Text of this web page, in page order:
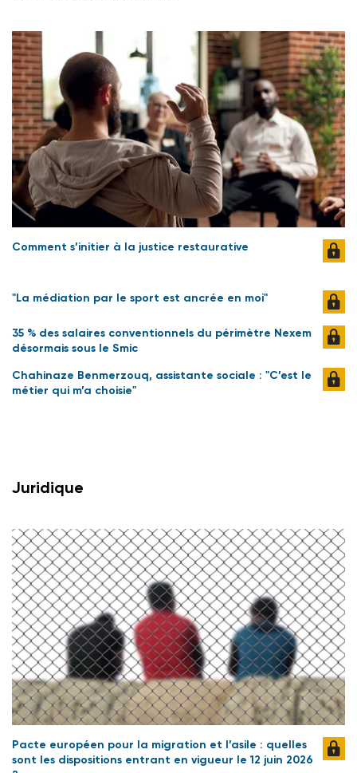
Comment s’initier à la justice restaurative
"La médiation par le sport est ancrée en moi"
35 % des salaires conventionnels du périmètre Nexem
désormais sous le Smic
Chahinaze Benmerzouq, assistante sociale : "C’est le
métier qui m’a choisie"
Juridique
Pacte européen pour la migration et l’asile : quelles
sont les dispositions entrant en vigueur le 12 juin 2026